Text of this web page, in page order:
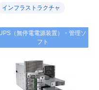
インフラストラクチャ
（無停電電源装置）・管理ソ
フト